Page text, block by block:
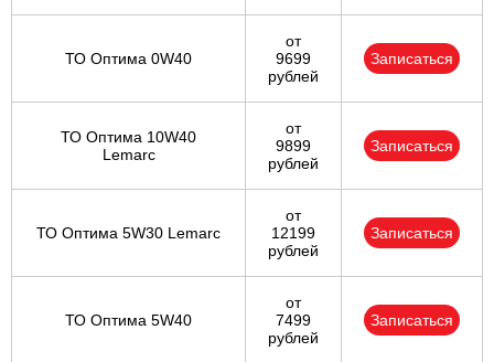
ТО Оптима 0W40
от
9699
рублей
Записаться
ТО Оптима 10W40
Lemarc
от
9899
рублей
Записаться
ТО Оптима 5W30 Lemarc
от
12199
рублей
Записаться
ТО Оптима 5W40
от
7499
рублей
Записаться